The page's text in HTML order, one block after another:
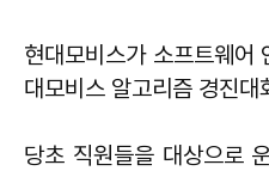
현대모비스가 소프트웨
대모비스 알고리즘 경진
당초 직원들을 대상으로